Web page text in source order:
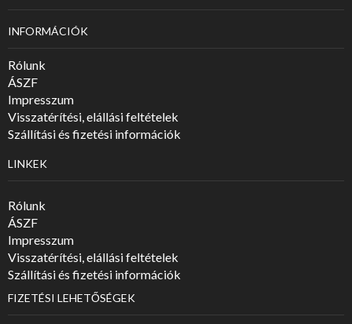
INFORMÁCIÓK
Rólunk
ÁSZF
Impresszum
Visszatérítési, elállási feltételek
Szállítási és fizetési információk
LINKEK
Rólunk
ÁSZF
Impresszum
Visszatérítési, elállási feltételek
Szállítási és fizetési információk
FIZETÉSI LEHETŐSÉGEK